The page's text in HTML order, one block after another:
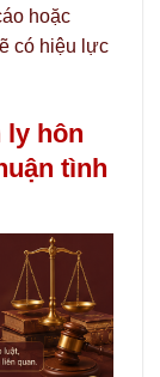
hoặc
có hiệu lực
ly hôn
tình